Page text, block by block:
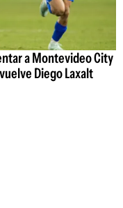
a Montevideo City
Diego Laxalt